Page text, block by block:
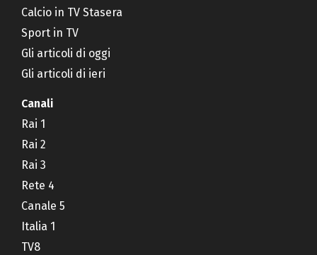
Calcio in TV Stasera
Sport in TV
Gli articoli di oggi
Gli articoli di ieri
Canali
Rai 1
Rai 2
Rai 3
Rete 4
Canale 5
Italia 1
TV8